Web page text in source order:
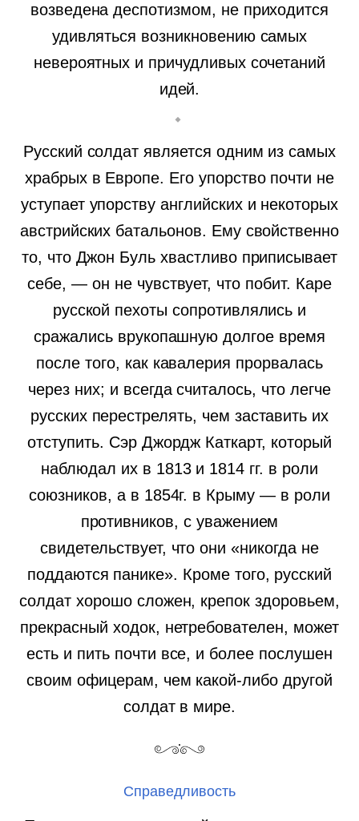
возведена деспотизмом, не приходится
удивляться возникновению самых
невероятных и причудливых сочетаний
идей.
Русский солдат является одним из самых
храбрых в Европе. Его упорство почти не
уступает упорству английских и некоторых
австрийских батальонов. Ему свойственно
то, что Джон Буль хвастливо приписывает
себе, — он не чувствует, что побит. Каре
русской пехоты сопротивлялись и
сражались врукопашную долгое время
после того, как кавалерия прорвалась
через них; и всегда считалось, что легче
русских перестрелять, чем заставить их
отступить. Сэр Джордж Каткарт, который
наблюдал их в 1813 и 1814 гг. в роли
союзников, а в 1854г. в Крыму — в роли
противников, с уважением
свидетельствует, что они «никогда не
поддаются панике». Кроме того, русский
солдат хорошо сложен, крепок здоровьем,
прекрасный ходок, нетребователен, может
есть и пить почти все, и более послушен
своим офицерам, чем какой-либо другой
солдат в мире.
Справедливость